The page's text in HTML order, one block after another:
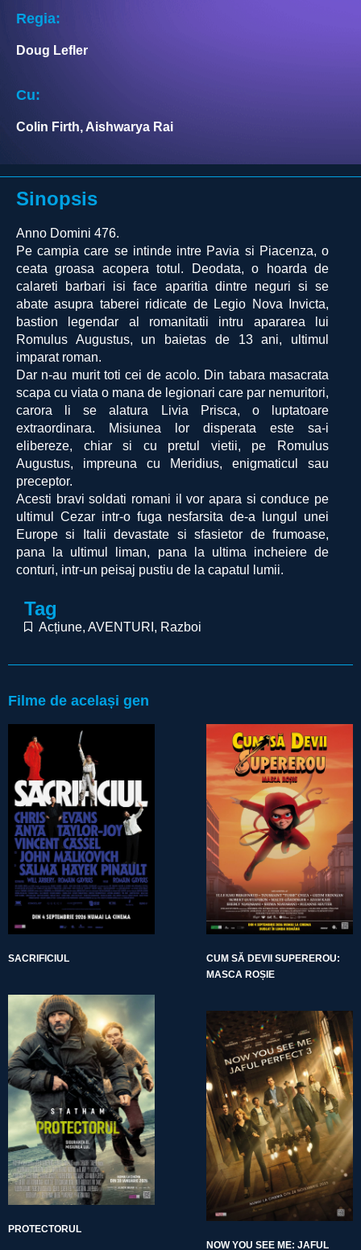
Regia:
Doug Lefler
Cu:
Colin Firth, Aishwarya Rai
Sinopsis
Anno Domini 476.
Pe campia care se intinde intre Pavia si Piacenza, o
ceata groasa acopera totul. Deodata, o hoarda de
calareti barbari isi face aparitia dintre neguri si se
abate asupra taberei ridicate de Legio Nova Invicta,
bastion legendar al romanitatii intru apararea lui
Romulus Augustus, un baietas de 13 ani, ultimul
imparat roman.
Dar n-au murit toti cei de acolo. Din tabara masacrata
scapa cu viata o mana de legionari care par nemuritori,
carora li se alatura Livia Prisca, o luptatoare
extraordinara. Misiunea lor disperata este sa-i
elibereze, chiar si cu pretul vietii, pe Romulus
Augustus, impreuna cu Meridius, enigmaticul sau
preceptor.
Acesti bravi soldati romani il vor apara si conduce pe
ultimul Cezar intr-o fuga nesfarsita de-a lungul unei
Europe si Italii devastate si sfasietor de frumoase,
pana la ultimul liman, pana la ultima incheiere de
conturi, intr-un peisaj pustiu de la capatul lumii.
Tag
Acțiune, AVENTURI , Razboi
Filme de același gen
SACRIFICIUL
CUM SĂ DEVII SUPEREROU:
MASCA ROȘIE
PROTECTORUL
NOW YOU SEE ME: JAFUL